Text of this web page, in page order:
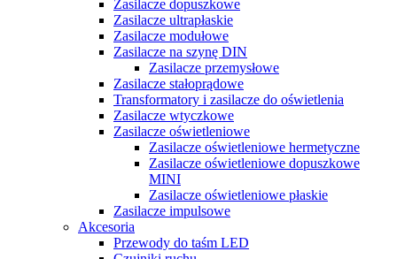
Zasilacze dopuszkowe
Zasilacze ultrapłaskie
Zasilacze modułowe
Zasilacze na szynę DIN
Zasilacze przemysłowe
Zasilacze stałoprądowe
Transformatory i zasilacze do oświetlenia
Zasilacze wtyczkowe
Zasilacze oświetleniowe
Zasilacze oświetleniowe hermetyczne
Zasilacze oświetleniowe dopuszkowe
MINI
Zasilacze oświetleniowe płaskie
Zasilacze impulsowe
Akcesoria
Przewody do taśm LED